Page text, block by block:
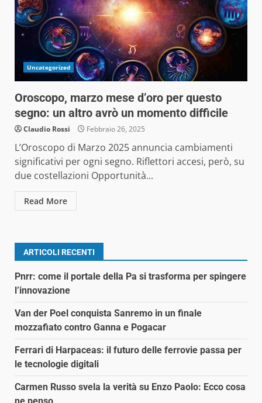
Uncategorized
Oroscopo, marzo mese d’oro per questo
segno: un altro avrò un momento difficile
Claudio Rossi Febbraio 26, 2025
L’Oroscopo di Marzo 2025 annuncia cambiamenti
significativi per ogni segno. Riflettori accesi, però, su
due costellazioni Opportunità...
Read More
ARTICOLI RECENTI
Pnrr: come il portale della Pa si trasforma per spingere
l’innovazione
Van der Poel conquista Sanremo in un finale
mozzafiato contro Ganna e Pogacar
Ferrari di Harpaceas: il futuro delle ferrovie passa per
le tecnologie digitali
Carmen Russo svela la verità su Enzo Paolo: Ecco cosa